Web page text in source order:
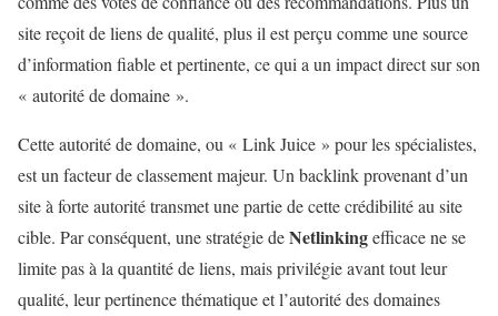
site reçoit de liens de qualité, plus il est perçu comme une source
d’information fiable et pertinente, ce qui a un impact direct sur son
« autorité de domaine ».
Cette autorité de domaine, ou « Link Juice » pour les spécialistes,
est un facteur de classement majeur. Un backlink provenant d’un
site à forte autorité transmet une partie de cette crédibilité au site
cible. Par conséquent, une stratégie deNetlinkingefficace ne se
limite pas à la quantité de liens, mais privilégie avant tout leur
qualité, leur pertinence thématique et l’autorité des domaines